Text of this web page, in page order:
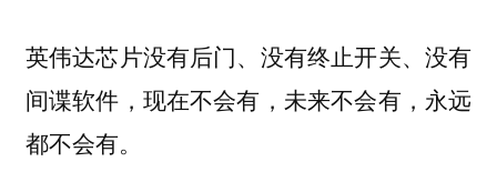
英伟达芯片没有后门、没有终止开关、没有
间谍软件，现在不会有，未来不会有，永远
都不会有。